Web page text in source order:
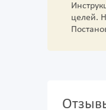
целей.